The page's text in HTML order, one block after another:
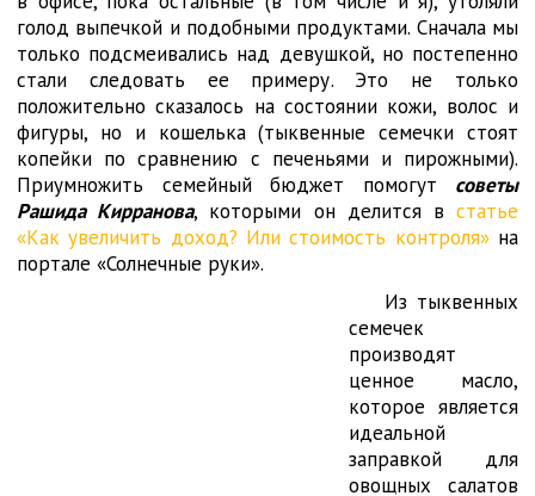
голод выпечкой и подобными продуктами. Сначала мы
только подсмеивались над девушкой, но постепенно
стали следовать ее примеру. Это не только
положительно сказалось на состоянии кожи, волос и
фигуры, но и кошелька (тыквенные семечки стоят
копейки по сравнению с печеньями и пирожными).
Приумножить семейный бюджет помогут советы
Рашида Кирранова, которыми он делится встатье
«Как увеличить доход? Или стоимость контроля»на
портале «Солнечные руки».
Из тыквенных
семечек
производят
ценное масло,
которое является
идеальной
заправкой для
овощных салатов